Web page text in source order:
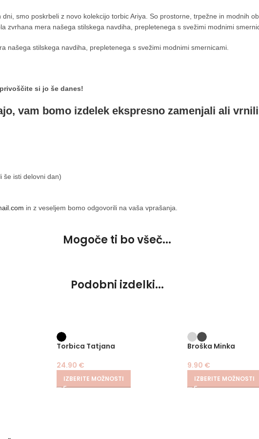
smo poskrbeli z novo kolekcijo torbic Ariya. So prostorne, trpežne in modnih
zvrhana mera našega stilskega navdiha, prepletenega s svežimi modnimi
našega stilskega navdiha, prepletenega s svežimi modnimi smernicami.
privoščite si jo še danes!
vam bomo izdelek ekspresno zamenjali ali
še isti delovni dan)
in z veseljem bomo odgovorili na vaša vprašanja.
Mogoče ti bo všeč...
Podobni izdelki...
Torbica Tatjana
24.90 €
IZBERITE MOŽNOSTI
Broška Minka
9.90 €
IZBERITE MOŽNOSTI